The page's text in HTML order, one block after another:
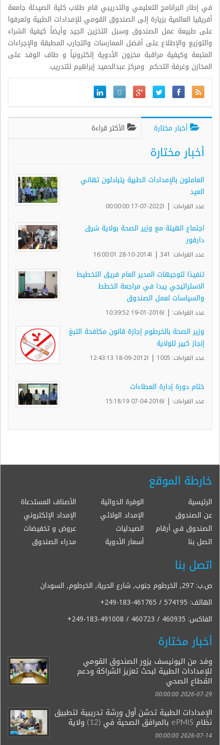
في إطار البرانامج التعليمي والتدريبي قام طلاب كلية الصيدلة جامعة
أفريقيا العالمية بزيارة إلى الصندوق القومي للإمدادات الطبية وتعرفوا
على طبيعة عمل الصندوق وسبل التخزين الجيد وأيضاً كيفية الشراء
والتوزيع والإطلاع على أفضل الممارسات والتجارب المطبقة والإجراءات
المتبعة وكيفية مراقبة مخزون الأدوية إلكترونياً و طاف الوفد على
المخازن وغرفة التحكم ومركز عبدالحميد إبراهيم للتدريب.
أخبار مختارة الأكثر قراءة
أخبار مختارة
العاملون بالإمدادات الطبية يتبادلون تهاني
العيد
عدد القراءات: | ا2022-07-17 00:00:00
اجتماع الهيئة مع وزير الصحة بولاية شرق
دارفور
عدد القراءات: 341 | ا2014-10-28 16:00:01
تنفيذا لتوجيهات المدير العام فريق التخطيط
الاستراتيجي يبدا في مراجعة الخطط
والسياسات لعمل الصندوق
عدد القراءات: | ا2016-01-19 10:39:52
وزير الصحة بالخرطوم إجازة قانون مكافحة التبغ
إنجاز كبير للولاية
عدد القراءات: 1005 | ا2012-09-18 12:43:13
ختام دورة إدارة العطاءات
عدد القراءات: | ا2016-04-07 15:18:19
خارطة الموقع
الرئيسية الوفرة الدوائية
الأصناف المستدعاة
عن الصندوق
الإمداد الولائي
الإمداد الإلكتروني
الصندوق في أرقام
الصيدليات
عروض و تخفيضات
اتصل بنا
أسعار الأدوية مدراء الصندوق
اتصل بنا
ص.ب: 297, الخرطوم جنوب, شارع الحرية, الخرطوم, السودان
الهاتف: +249-183-461765 / 574195
الفاكس: +249-183-491008 / 460723 / 460935
أخبار مختارة
وفد من اليونيسف يزور الصندوق القومي
للإمدادات الطبية لبحث تعزيز الشراكة ودعم
القطاع الصحي
2026-07-29 00:00:00
الإمدادات الطبية تدشن أول ورشة تدريبية لتطبيق
نظام ePMIS بالمرافق الصحية في (12) ولاية
2026-07-14 00:00:00